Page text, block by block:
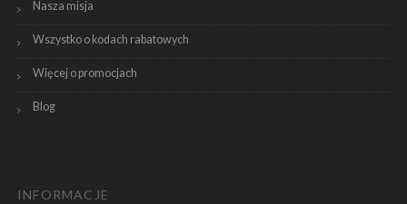
Nasza misja
Wszystko o kodach rabatowych
Więcej o promocjach
Blog
INFORMACJE